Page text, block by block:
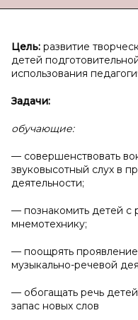
Цель: развитие
детей
использования
Задачи:
обучающие:
— совершенствовать
звуковысотный слух в
деятельности;
— познакомить детей с
мнемотехнику;
— поощрять
музыкально-речевой
— обогащать речь
запас новых слов